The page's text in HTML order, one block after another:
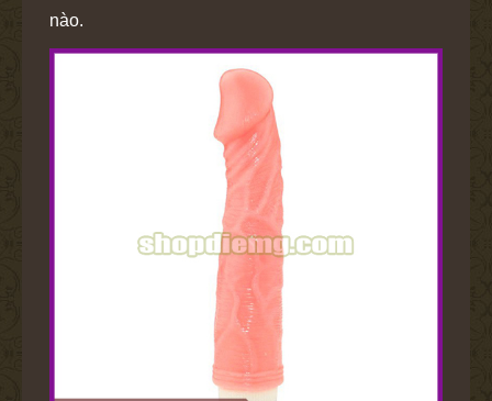
nào.